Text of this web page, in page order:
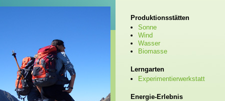
Produktionsstätten
Sonne
Wind
Wasser
Biomasse
Lerngarten
Experimentierwerkstatt
Energie-Erlebnis